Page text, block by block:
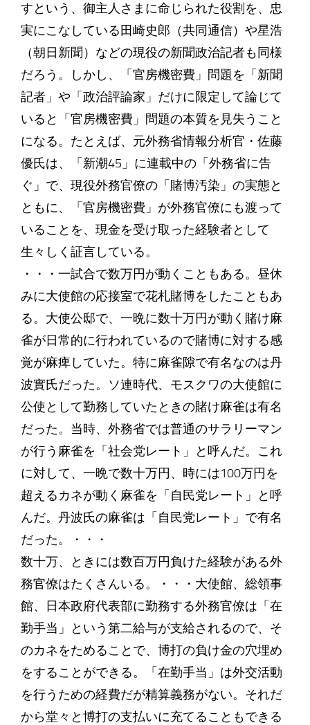
すという、御主人さまに命じられた役割を、忠
実にこなしている田崎史郎（共同通信）や星浩
（朝日新聞）などの現役の新聞政治記者も同様
だろう。しかし、「官房機密費」問題を「新聞
記者」や「政治評論家」だけに限定して論じて
いると「官房機密費」問題の本質を見失うこと
になる。たとえば、元外務省情報分析官・佐藤
優氏は、「新潮45」に連載中の「外務省に告
ぐ」で、現役外務官僚の「賭博汚染」の実態と
ともに、「官房機密費」が外務官僚にも渡って
いることを、現金を受け取った経験者として
生々しく証言している。
・・・一試合で数万円が動くこともある。昼休
みに大使館の応接室で花札賭博をしたこともあ
る。大使公邸で、一晩に数十万円が動く賭け麻
雀が日常的に行われているので賭博に対する感
覚が麻痺していた。特に麻雀隙で有名なのは丹
波實氏だった。ソ連時代、モスクワの大使館に
公使として勤務していたときの賭け麻雀は有名
だった。当時、外務省では普通のサラリーマン
が行う麻雀を「社会党レート」と呼んだ。これ
に対して、一晩で数十万円、時には100万円を
超えるカネが動く麻雀を「自民党レート」と呼
んだ。丹波氏の麻雀は「自民党レート」で有名
だった。・・・
数十万、ときには数百万円負けた経験がある外
務官僚はたくさんいる。・・・大使館、総領事
館、日本政府代表部に勤務する外務官僚は「在
勤手当」という第二給与が支給されるので、そ
のカネをためることで、博打の負け金の穴埋め
をすることができる。「在勤手当」は外交活動
を行うための経費だが精算義務がない。それだ
から堂々と博打の支払いに充てることもできる